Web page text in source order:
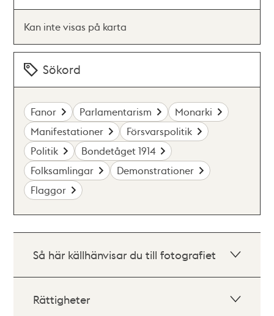
Kan inte visas på karta
Sökord
Fanor Parlamentarism
Monarki
Manifestationer
Försvarspolitik
Politik
Bondetåget 1914
Folksamlingar
Demonstrationer
Flaggor
Så här källhänvisar du till fotografiet
Rättigheter